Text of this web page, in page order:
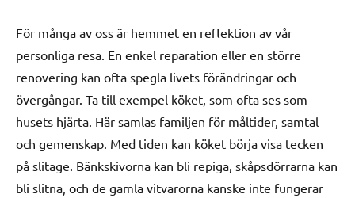
För många av oss är hemmet en reflektion av vår
personliga resa. En enkel reparation eller en större
renovering kan ofta spegla livets förändringar och
övergångar. Ta till exempel köket, som ofta ses som
husets hjärta. Här samlas familjen för måltider, samtal
och gemenskap. Med tiden kan köket börja visa tecken
på slitage. Bänkskivorna kan bli repiga, skåpsdörrarna kan
bli slitna, och de gamla vitvarorna kanske inte fungerar